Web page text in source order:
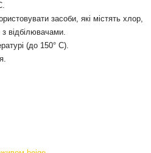
засоби, які містять хлор,
відбілювачами.
(до 150° С).